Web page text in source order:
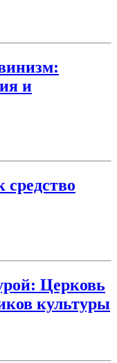
и
Церковь
культуры